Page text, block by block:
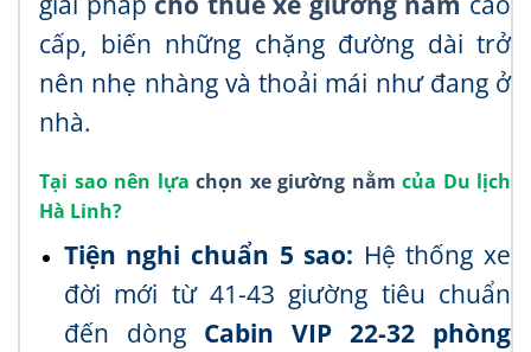
cấp, biến những chặng đường dài trở
nên nhẹ nhàng và thoải mái như đang ở
nhà.
Tại sao nên lựa chọn xe giường nằm của Du lịch
Hà Linh?
Tiện nghi chuẩn 5 sao: Hệ thống xe
đời mới từ 41-43 giường tiêu chuẩn
đến dòng Cabin VIP 22-32 phòng